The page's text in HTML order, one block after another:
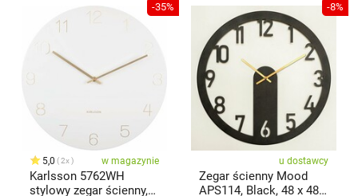
-35%
5,0 2x w magazynie
Karlsson 5762WH
stylowy zegar ścienny,
-8%
u dostawcy
Zegar ścienny Mood
APS114, Black, 48 x 48